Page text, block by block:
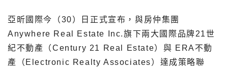
亞昕國際今（30）日正式宣布，與房仲集團
Anywhere Real Estate Inc.旗下兩大國際品牌21世
紀不動產（Century 21 Real Estate）與 ERA不動
產（Electronic Realty Associates）達成策略聯